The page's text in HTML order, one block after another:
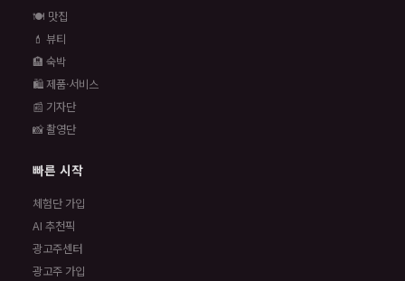
🍽️ 맛집
💄 뷰티
🏨 숙박
🛍️ 제품·서비스
📰 기자단
📸 촬영단
빠른 시작
체험단 가입
AI 추천픽
광고주센터
광고주 가입